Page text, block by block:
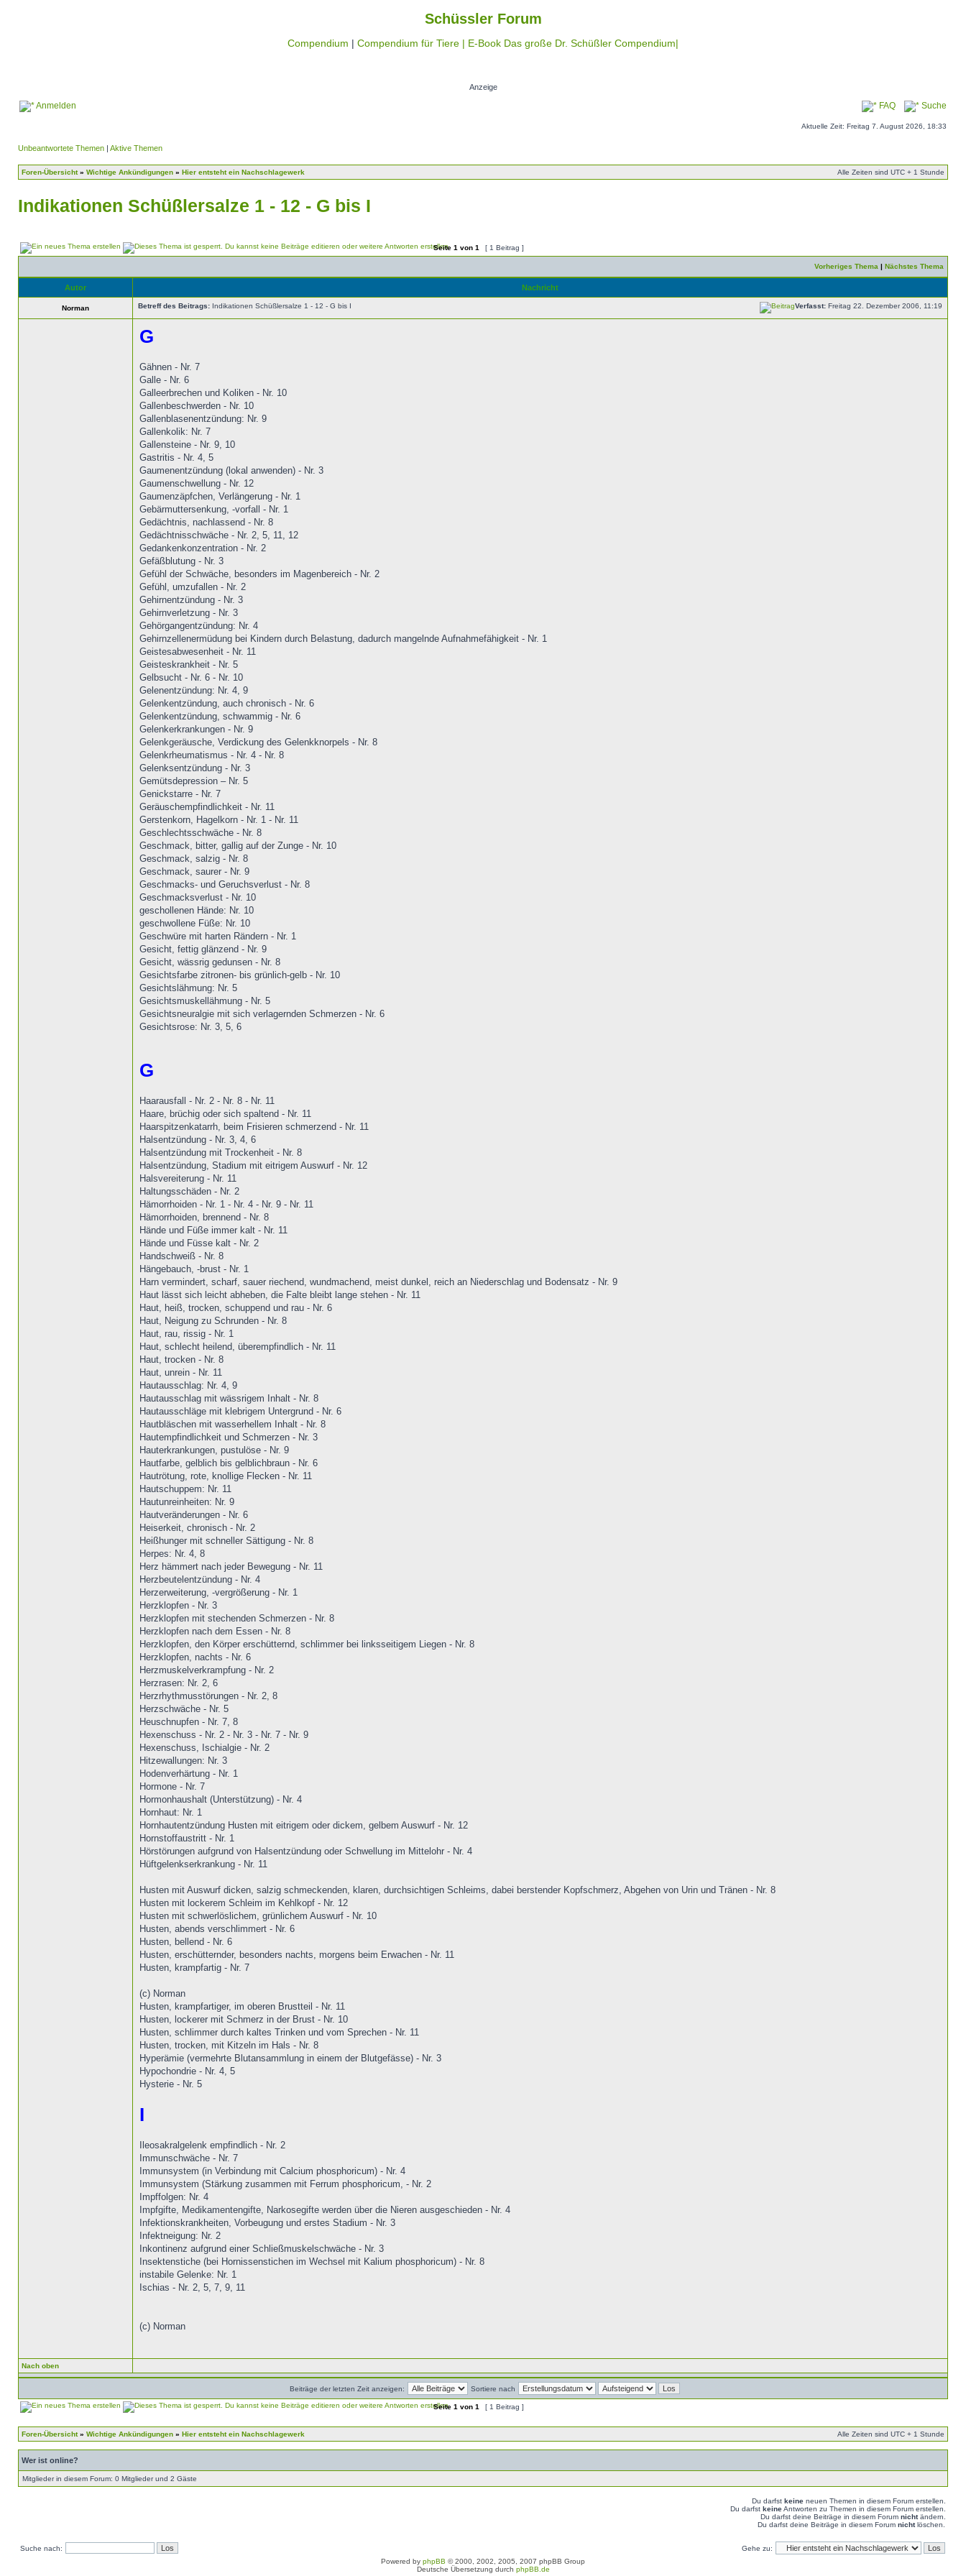
Schüssler Forum
Compendium | Compendium für Tiere | E-Book Das große Dr. Schüßler Compendium|
Anzeige
Anmelden FAQ Suche
Aktuelle Zeit: Freitag 7. August 2026, 18:33
Unbeantwortete Themen | Aktive Themen
Foren-Übersicht» Wichtige Ankündigungen » Hier entsteht ein Nachschlagewerk Alle Zeiten sind UTC + 1 Stunde
Indikationen Schüßlersalze 1 - 12 - G bis I
Seite 1 von 1 [ 1 Beitrag ]
Vorheriges Thema | Nächstes Thema
Autor Nachricht
Norman Betreff des Beitrags: Indikationen Schüßlersalze 1 - 12 - G bis I Verfasst: Freitag 22. Dezember 2006, 11:19
G
Gähnen - Nr. 7
Galle - Nr. 6
Galleerbrechen und Koliken - Nr. 10
Gallenbeschwerden - Nr. 10
Gallenblasenentzündung: Nr. 9
Gallenkolik: Nr. 7
Gallensteine - Nr. 9, 10
Gastritis - Nr. 4, 5
Gaumenentzündung (lokal anwenden) - Nr. 3
Gaumenschwellung - Nr. 12
Gaumenzäpfchen, Verlängerung - Nr. 1
Gebärmuttersenkung, -vorfall - Nr. 1
Gedächtnis, nachlassend - Nr. 8
Gedächtnisschwäche - Nr. 2, 5, 11, 12
Gedankenkonzentration - Nr. 2
Gefäßblutung - Nr. 3
Gefühl der Schwäche, besonders im Magenbereich - Nr. 2
Gefühl, umzufallen - Nr. 2
Gehirnentzündung - Nr. 3
Gehirnverletzung - Nr. 3
Gehörgangentzündung: Nr. 4
Gehirnzellenermüdung bei Kindern durch Belastung, dadurch mangelnde Aufnahmefähigkeit - Nr. 1
Geistesabwesenheit - Nr. 11
Geisteskrankheit - Nr. 5
Gelbsucht - Nr. 6 - Nr. 10
Gelenentzündung: Nr. 4, 9
Gelenkentzündung, auch chronisch - Nr. 6
Gelenkentzündung, schwammig - Nr. 6
Gelenkerkrankungen - Nr. 9
Gelenkgeräusche, Verdickung des Gelenkknorpels - Nr. 8
Gelenkrheumatismus - Nr. 4 - Nr. 8
Gelenksentzündung - Nr. 3
Gemütsdepression – Nr. 5
Genickstarre - Nr. 7
Geräuschempfindlichkeit - Nr. 11
Gerstenkorn, Hagelkorn - Nr. 1 - Nr. 11
Geschlechtsschwäche - Nr. 8
Geschmack, bitter, gallig auf der Zunge - Nr. 10
Geschmack, salzig - Nr. 8
Geschmack, saurer - Nr. 9
Geschmacks- und Geruchsverlust - Nr. 8
Geschmacksverlust - Nr. 10
geschollenen Hände: Nr. 10
geschwollene Füße: Nr. 10
Geschwüre mit harten Rändern - Nr. 1
Gesicht, fettig glänzend - Nr. 9
Gesicht, wässrig gedunsen - Nr. 8
Gesichtsfarbe zitronen- bis grünlich-gelb - Nr. 10
Gesichtslähmung: Nr. 5
Gesichtsmuskellähmung - Nr. 5
Gesichtsneuralgie mit sich verlagernden Schmerzen - Nr. 6
Gesichtsrose: Nr. 3, 5, 6
G
Haarausfall - Nr. 2 - Nr. 8 - Nr. 11
Haare, brüchig oder sich spaltend - Nr. 11
Haarspitzenkatarrh, beim Frisieren schmerzend - Nr. 11
Halsentzündung - Nr. 3, 4, 6
Halsentzündung mit Trockenheit - Nr. 8
Halsentzündung, Stadium mit eitrigem Auswurf - Nr. 12
Halsvereiterung - Nr. 11
Haltungsschäden - Nr. 2
Hämorrhoiden - Nr. 1 - Nr. 4 - Nr. 9 - Nr. 11
Hämorrhoiden, brennend - Nr. 8
Hände und Füße immer kalt - Nr. 11
Hände und Füsse kalt - Nr. 2
Handschweiß - Nr. 8
Hängebauch, -brust - Nr. 1
Harn vermindert, scharf, sauer riechend, wundmachend, meist dunkel, reich an Niederschlag und Bodensatz - Nr. 9
Haut lässt sich leicht abheben, die Falte bleibt lange stehen - Nr. 11
Haut, heiß, trocken, schuppend und rau - Nr. 6
Haut, Neigung zu Schrunden - Nr. 8
Haut, rau, rissig - Nr. 1
Haut, schlecht heilend, überempfindlich - Nr. 11
Haut, trocken - Nr. 8
Haut, unrein - Nr. 11
Hautausschlag: Nr. 4, 9
Hautausschlag mit wässrigem Inhalt - Nr. 8
Hautausschläge mit klebrigem Untergrund - Nr. 6
Hautbläschen mit wasserhellem Inhalt - Nr. 8
Hautempfindlichkeit und Schmerzen - Nr. 3
Hauterkrankungen, pustulöse - Nr. 9
Hautfarbe, gelblich bis gelblichbraun - Nr. 6
Hautrötung, rote, knollige Flecken - Nr. 11
Hautschuppem: Nr. 11
Hautunreinheiten: Nr. 9
Hautveränderungen - Nr. 6
Heiserkeit, chronisch - Nr. 2
Heißhunger mit schneller Sättigung - Nr. 8
Herpes: Nr. 4, 8
Herz hämmert nach jeder Bewegung - Nr. 11
Herzbeutelentzündung - Nr. 4
Herzerweiterung, -vergrößerung - Nr. 1
Herzklopfen - Nr. 3
Herzklopfen mit stechenden Schmerzen - Nr. 8
Herzklopfen nach dem Essen - Nr. 8
Herzklopfen, den Körper erschütternd, schlimmer bei linksseitigem Liegen - Nr. 8
Herzklopfen, nachts - Nr. 6
Herzmuskelverkrampfung - Nr. 2
Herzrasen: Nr. 2, 6
Herzrhythmusstörungen - Nr. 2, 8
Herzschwäche - Nr. 5
Heuschnupfen - Nr. 7, 8
Hexenschuss - Nr. 2 - Nr. 3 - Nr. 7 - Nr. 9
Hexenschuss, Ischialgie - Nr. 2
Hitzewallungen: Nr. 3
Hodenverhärtung - Nr. 1
Hormone - Nr. 7
Hormonhaushalt (Unterstützung) - Nr. 4
Hornhaut: Nr. 1
Hornhautentzündung Husten mit eitrigem oder dickem, gelbem Auswurf - Nr. 12
Hornstoffaustritt - Nr. 1
Hörstörungen aufgrund von Halsentzündung oder Schwellung im Mittelohr - Nr. 4
Hüftgelenkserkrankung - Nr. 11
Husten mit Auswurf dicken, salzig schmeckenden, klaren, durchsichtigen Schleims, dabei berstender Kopfschmerz, Abgehen von Urin und Tränen - Nr. 8
Husten mit lockerem Schleim im Kehlkopf - Nr. 12
Husten mit schwerlöslichem, grünlichem Auswurf - Nr. 10
Husten, abends verschlimmert - Nr. 6
Husten, bellend - Nr. 6
Husten, erschütternder, besonders nachts, morgens beim Erwachen - Nr. 11
Husten, krampfartig - Nr. 7
(c) Norman
Husten, krampfartiger, im oberen Brustteil - Nr. 11
Husten, lockerer mit Schmerz in der Brust - Nr. 10
Husten, schlimmer durch kaltes Trinken und vom Sprechen - Nr. 11
Husten, trocken, mit Kitzeln im Hals - Nr. 8
Hyperämie (vermehrte Blutansammlung in einem der Blutgefässe) - Nr. 3
Hypochondrie - Nr. 4, 5
Hysterie - Nr. 5
I
Ileosakralgelenk empfindlich - Nr. 2
Immunschwäche - Nr. 7
Immunsystem (in Verbindung mit Calcium phosphoricum) - Nr. 4
Immunsystem (Stärkung zusammen mit Ferrum phosphoricum, - Nr. 2
Impffolgen: Nr. 4
Impfgifte, Medikamentengifte, Narkosegifte werden über die Nieren ausgeschieden - Nr. 4
Infektionskrankheiten, Vorbeugung und erstes Stadium - Nr. 3
Infektneigung: Nr. 2
Inkontinenz aufgrund einer Schließmuskelschwäche - Nr. 3
Insektenstiche (bei Hornissenstichen im Wechsel mit Kalium phosphoricum) - Nr. 8
instabile Gelenke: Nr. 1
Ischias - Nr. 2, 5, 7, 9, 11
(c) Norman
Nach oben
Beiträge der letzten Zeit anzeigen: Sortiere nach
Seite 1 von 1 [ 1 Beitrag ]
Foren-Übersicht» Wichtige Ankündigungen » Hier entsteht ein Nachschlagewerk Alle Zeiten sind UTC + 1 Stunde
Wer ist online?
Mitglieder in diesem Forum: 0 Mitglieder und 2 Gäste
Du darfst keine neuen Themen in diesem Forum erstellen.
Du darfst keineAntworten zu Themen in diesem Forum erstellen.
Du darfst deine Beiträge in diesem Forum nichtändern.
Du darfst deine Beiträge in diesem Forum nichtlöschen.
Suche nach:
Gehe zu:
Powered by phpBB © 2000, 2002, 2005, 2007 phpBB Group
Deutsche Übersetzung durch phpBB.de